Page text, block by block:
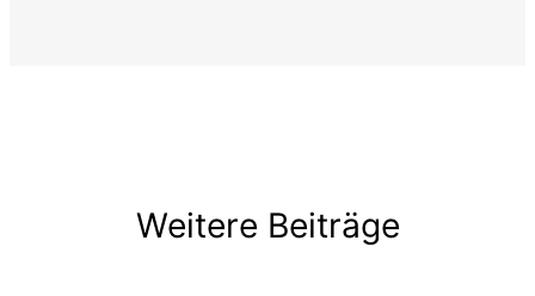
Weitere Beiträge